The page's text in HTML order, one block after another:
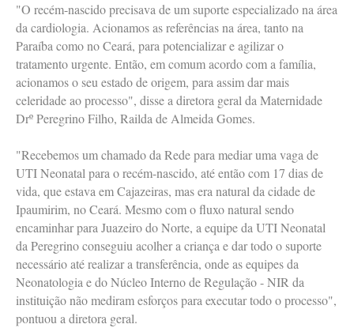
"O recém-nascido precisava de um suporte especializado na área
da cardiologia. Acionamos as referências na área, tanto na
Paraíba como no Ceará, para potencializar e agilizar o
tratamento urgente. Então, em comum acordo com a família,
acionamos o seu estado de origem, para assim dar mais
celeridade ao processo", disse a diretora geral da Maternidade
Drº Peregrino Filho, Railda de Almeida Gomes.
"Recebemos um chamado da Rede para mediar uma vaga de
UTI Neonatal para o recém-nascido, até então com 17 dias de
vida, que estava em Cajazeiras, mas era natural da cidade de
Ipaumirim, no Ceará. Mesmo com o fluxo natural sendo
encaminhar para Juazeiro do Norte, a equipe da UTI Neonatal
da Peregrino conseguiu acolher a criança e dar todo o suporte
necessário até realizar a transferência, onde as equipes da
Neonatologia e do Núcleo Interno de Regulação - NIR da
instituição não mediram esforços para executar todo o processo",
pontuou a diretora geral.